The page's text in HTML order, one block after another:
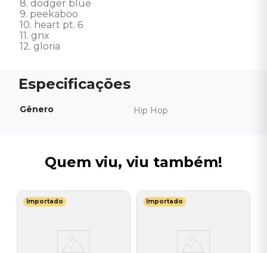
8. dodger blue
9. peekaboo
10. heart pt. 6
11. gnx
12. gloria
Gênero Hip Hop
Quem viu, viu também!
Importado Importado